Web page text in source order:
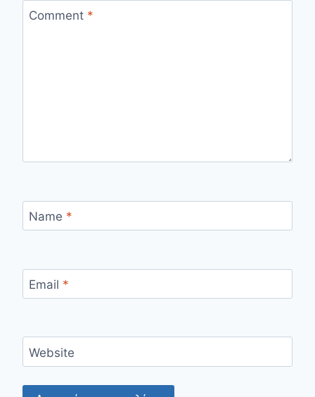
Comment *
Name *
Email *
Website